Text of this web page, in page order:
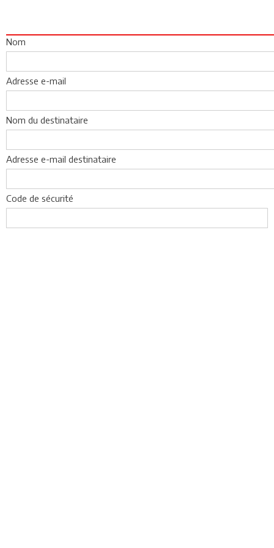
Nom
Adresse e-mail
Nom du destinataire
Adresse e-mail destinataire
Code de sécurité